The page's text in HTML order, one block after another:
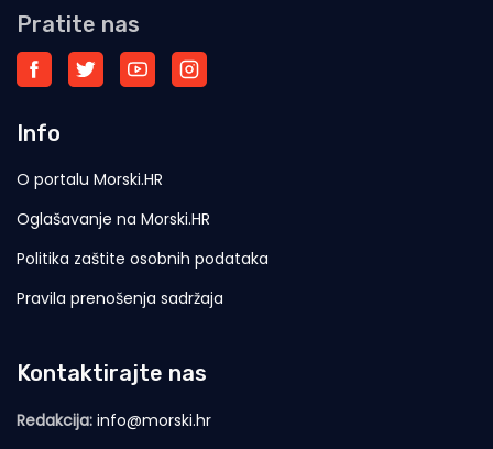
Pratite nas
Info
O portalu Morski.HR
Oglašavanje na Morski.HR
Politika zaštite osobnih podataka
Pravila prenošenja sadržaja
Kontaktirajte nas
Redakcija: info@morski.hr